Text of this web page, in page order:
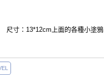
尺寸：13*12cm上面的各種小塗鴉